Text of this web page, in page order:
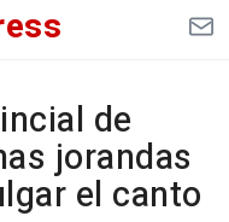
de
jorandas
el canto